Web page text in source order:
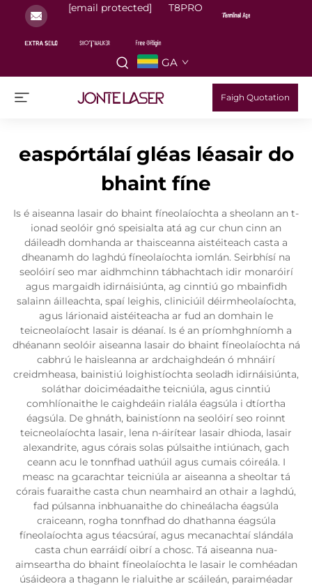
[email protected] T8PRO
GA
Faigh Quotation
easpórtálaí gléas léasair do
bhaint fíne
Is é aiseanna lasair do bhaint fíneolaíochta a sheolann an t-
ionad seolóir gnó speisialta atá ag cur chun cinn an
dáileadh domhanda ar thaisceanna aistéiteach casta a
dheanamh do laghdú fíneolaíochta iomlán. Seirbhísí na
seolóirí seo mar aidhmchinn tábhachtach idir monaróirí
agus margaidh idirnáisiúnta, ag cinntiú go mbainfidh
salainn áilleachta, spaí leighis, cliniciúil déirmheolaíochta,
agus lárionaid aistéiteacha ar fud an domhain le
teicneolaíocht lasair is déanaí. Is é an príomhghníomh a
dhéanann seolóir aiseanna lasair do bhaint fíneolaíochta ná
cabhrú le haisleanna ar ardchaighdeán ó mhnáirí
creidmheasa, bainistiú loighistíochta seoladh idirnáisiúnta,
soláthar doiciméadaithe teicniúla, agus cinntiú
comhlíonaithe le caighdeáin rialála éagsúla i dtíortha
éagsúla. De ghnáth, bainistíonn na seolóirí seo roinnt
teicneolaíochta lasair, lena n-áirítear lasair dhioda, lasair
alexandrite, agus córais solas púlsaithe intiúnach, gach
ceann acu le tonnfhad uathúil agus cumais cóireála. I
measc na gcarachtar teicniúla ar aiseanna a sheoltar tá
córais fuaraithe casta chun neamhaird an othair a laghdú,
fad púlsanna inbhuanaithe do chineálacha éagsúla
craiceann, rogha tonnfhad do dhathanna éagsúla
fíneolaíochta agus téacsúraí, agus mecanachtaí slándála
casta chun earráidí oibrí a chosc. Tá aiseanna nua-
aimseartha do bhaint fíneolaíochta le lasair le comhéadan
úsáideora a thagann le rialuithe ar scáileán, paraiméadar